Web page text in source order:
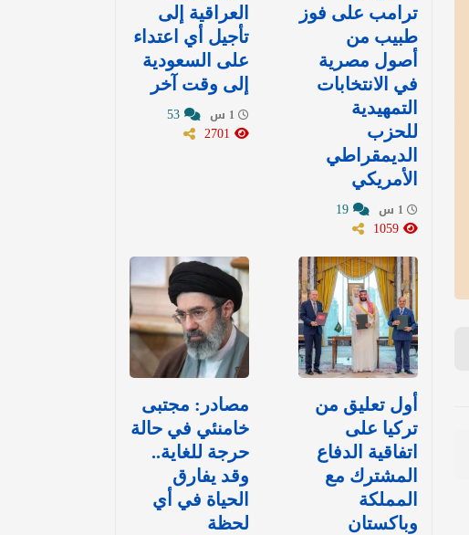
ترامب على فوز
طبيب من
أصول مصرية
في الانتخابات
التمهيدية
للحزب
الديمقراطي
الأمريكي
العراقية إلى
تأجيل أي اعتداء
على السعودية
إلى وقت آخر
أول تعليق من
تركيا على
اتفاقية الدفاع
المشترك مع
المملكة
وباكستان
مصادر: مجتبى
خامنئي في حالة
حرجة للغاية..
وقد يفارق
الحياة في أي
لحظة